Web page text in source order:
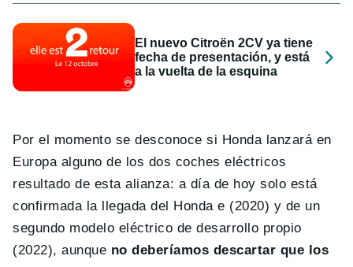
El nuevo Citroën 2CV ya tiene
fecha de presentación, y está
a la vuelta de la esquina
Por el momento se desconoce si Honda lanzará en
Europa alguno de los dos coches eléctricos
resultado de esta alianza: a día de hoy solo está
confirmada la llegada del Honda e (2020) y de un
segundo modelo eléctrico de desarrollo propio
(2022), aunque no deberíamos descartar que los